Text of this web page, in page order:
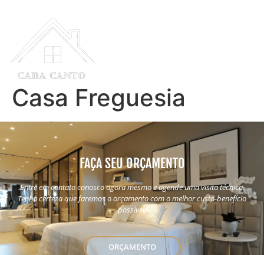
Casa Freguesia
FAÇA SEU ORÇAMENTO
Entre em contato conosco agora mesmo e agende uma visita técnica.
Tenha certeza que faremos o orçamento com o melhor custo-benefício
possível.
ORÇAMENTO